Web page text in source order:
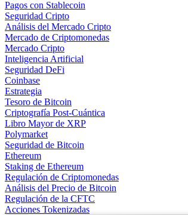
Pagos con Stablecoin
Seguridad Cripto
Análisis del Mercado Cripto
Mercado de Criptomonedas
Mercado Cripto
Inteligencia Artificial
Seguridad DeFi
Coinbase
Estrategia
Tesoro de Bitcoin
Criptografía Post-Cuántica
Libro Mayor de XRP
Polymarket
Seguridad de Bitcoin
Ethereum
Staking de Ethereum
Regulación de Criptomonedas
Análisis del Precio de Bitcoin
Regulación de la CFTC
Acciones Tokenizadas